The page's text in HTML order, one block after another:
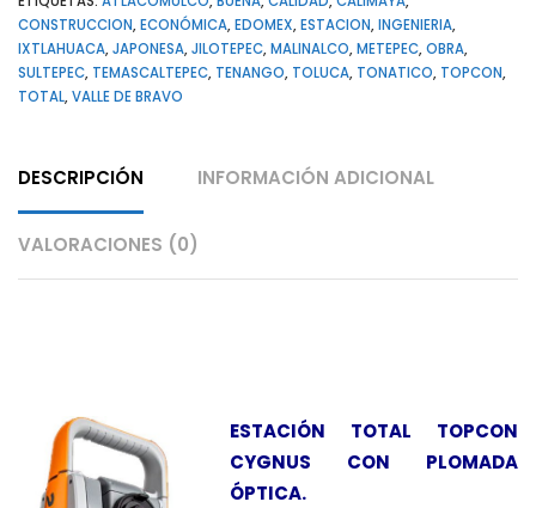
CONSTRUCCION, ECONÓMICA, EDOMEX, ESTACION, INGENIERIA,
IXTLAHUACA, JAPONESA, JILOTEPEC, MALINALCO, METEPEC, OBRA,
SULTEPEC, TEMASCALTEPEC, TENANGO, TOLUCA, TONATICO, TOPCON,
TOTAL, VALLE DE BRAVO
DESCRIPCIÓN INFORMACIÓN ADICIONAL
VALORACIONES (0)
ESTACIÓN TOTAL TOPCON
CYGNUS CON PLOMADA
ÓPTICA.